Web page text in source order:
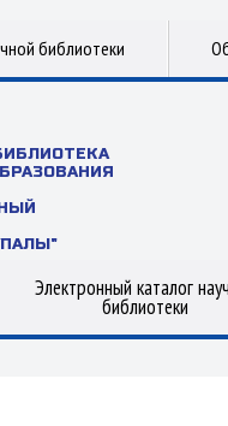
библиотеки
Электронный каталог
библиотеки